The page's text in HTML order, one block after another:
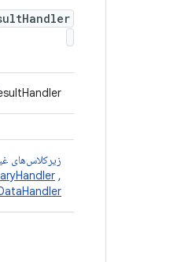
زیرکلاس‌های
,